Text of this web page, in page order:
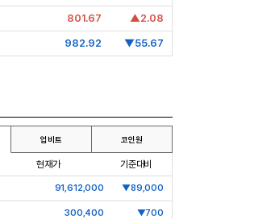
원
[심층분석] 포스코, 트리플 코어 투자
801.67 ▲2.08
982.92 ▼55.67
업비트 코인원
현재가 기준대비
91,612,000 ▼89,000
300,400 ▼700